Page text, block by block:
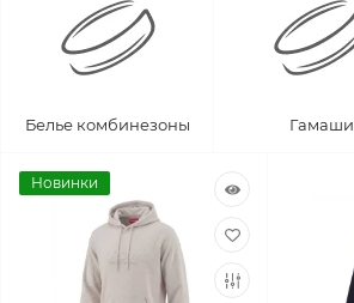
Белье комбинезоны Гамаши
Новинки